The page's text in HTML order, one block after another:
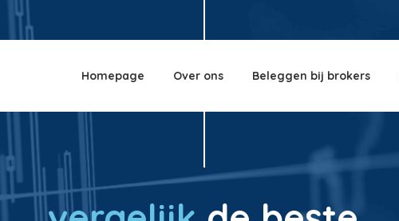
Homepage Over ons Beleggen bij brokers